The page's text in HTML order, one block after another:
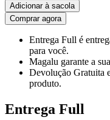
Adicionar à sacola
Comprar agora
Entrega Full é
para você.
Magalu garante a
Devolução Gratuita
produto.
Entrega Full